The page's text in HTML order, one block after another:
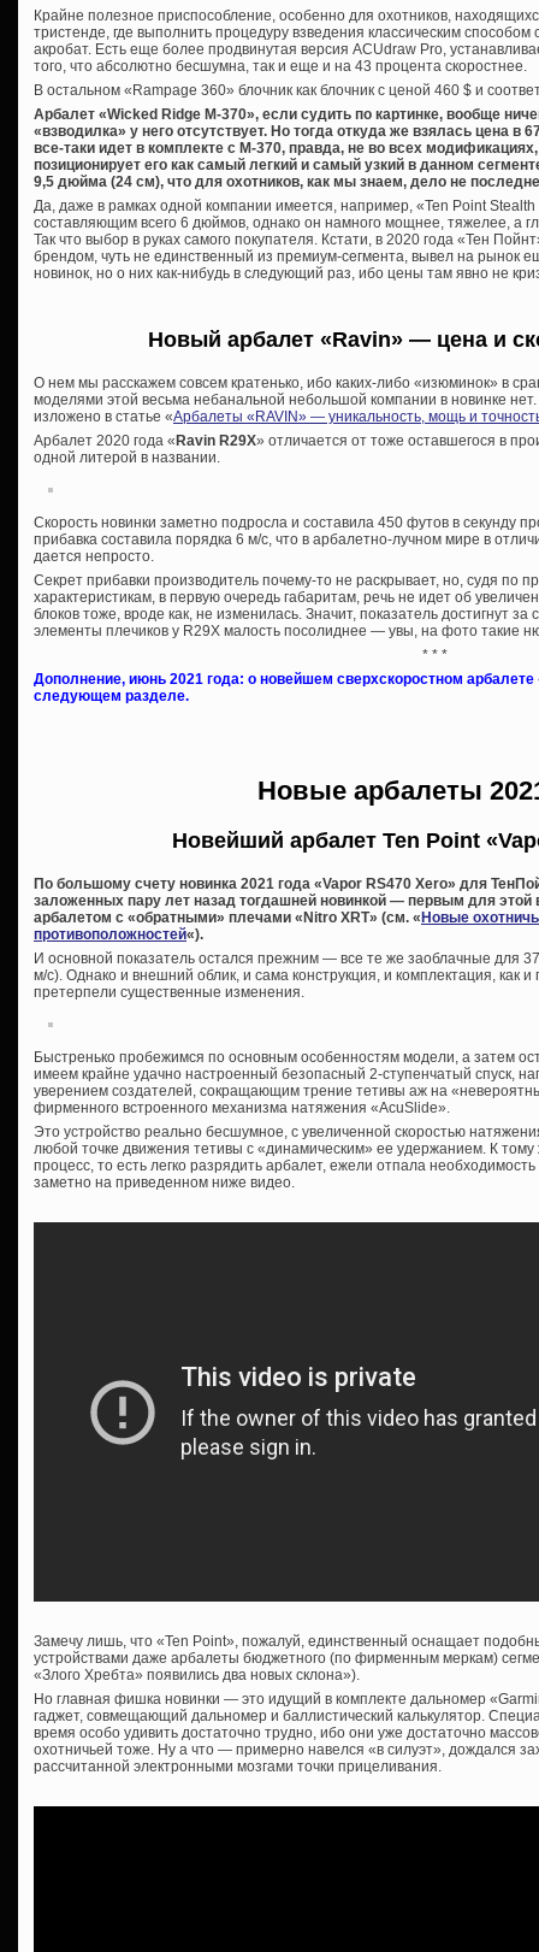
Крайне полезное приспособление, особенно для охотников,
тристенде, где выполнить процедуру взведения классическим
акробат. Есть еще более продвинутая версия ACUdraw Pro,
того, что абсолютно бесшумна, так и еще и на 43 процента скоростнее.
В остальном «Rampage 360» блочник как блочник с ценой 460 $ и
Арбалет «Wicked Ridge M-370», если судить по картинке, вообще
«взводилка» у него отсутствует. Но тогда откуда же взялась цена
все-таки идет в комплекте с М-370, правда, не во всех
позиционирует его как самый легкий и самый узкий в данном
9,5 дюйма (24 см), что для охотников, как мы знаем, дело не
Да, даже в рамках одной компании имеется, например, «Ten Point
составляющим всего 6 дюймов, однако он намного мощнее, тяжелее, а
Так что выбор в руках самого покупателя. Кстати, в 2020 года «Тен
брендом, чуть не единственный из премиум-сегмента, вывел на рынок
новинок, но о них как-нибудь в следующий раз, ибо цены там явно не
Новый арбалет «Ravin» — цена и
О нем мы расскажем совсем кратенько, ибо каких-либо «изюминок» в
моделями этой весьма небанальной небольшой компании в новинке
изложено в статье «Арбалеты «RAVIN» — уникальность, мощь и
Арбалет 2020 года « Ravin R29X» отличается от тоже оставшегося в
одной литерой в названии.
Скорость новинки заметно подросла и составила 450 футов в секунду
прибавка составила порядка 6 м/с, что в арбалетно-лучном мире в
дается непросто.
Секрет прибавки производитель почему-то не раскрывает, но, судя по
характеристикам, в первую очередь габаритам, речь не идет об
блоков тоже, вроде как, не изменилась. Значит, показатель достигнут за
элементы плечиков у R29X малость посолиднее — увы, на фото такие
* * *
Дополнение, июнь 2021 года: о новейшем сверхскоростном арбалете
следующем разделе.
Новые арбалеты
Новейший арбалет Ten Point
По большому счету новинка 2021 года «Vapor RS470 Xero» для
заложенных пару лет назад тогдашней новинкой — первым для этой
арбалетом с «обратными» плечами «Nitro XRT» (см. «Новые
противоположностей«).
И основной показатель остался прежним — все те же заоблачные для
м/с). Однако и внешний облик, и сама конструкция, и комплектация, как
претерпели существенные изменения.
Быстренько пробежимся по основным особенностям модели, а затем
имеем крайне удачно настроенный безопасный 2-ступенчатый спуск,
уверением создателей, сокращающим трение тетивы аж на
фирменного встроенного механизма натяжения «AcuSlide».
Это устройство реально бесшумное, с увеличенной скоростью
любой точке движения тетивы с «динамическим» ее удержанием. К
процесс, то есть легко разрядить арбалет, ежели отпала
заметно на приведенном ниже видео.
Замечу лишь, что «Ten Point», пожалуй, единственный оснащает
устройствами даже арбалеты бюджетного (по фирменным меркам)
«Злого Хребта» появились два новых склона»).
Но главная фишка новинки — это идущий в комплекте дальномер
гаджет, совмещающий дальномер и баллистический калькулятор.
время особо удивить достаточно трудно, ибо они уже достаточно
охотничьей тоже. Ну а что — примерно навелся «в силуэт», дождался
рассчитанной электронными мозгами точки прицеливания.